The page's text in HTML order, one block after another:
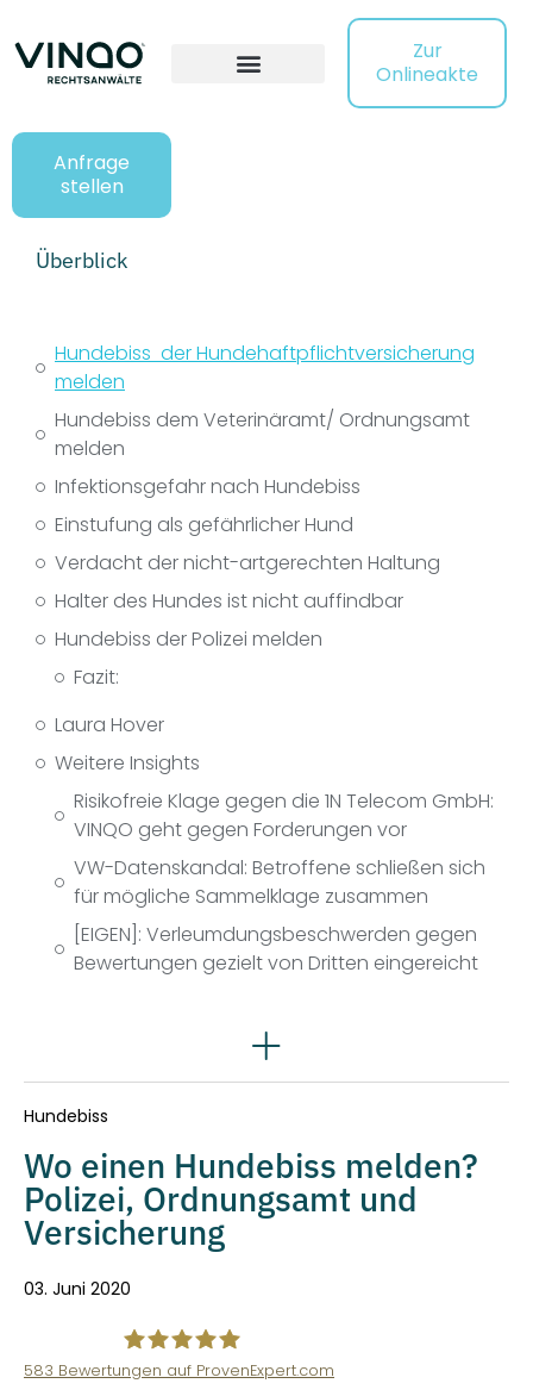
Zur
Onlineakte
Anfrage
stellen
Überblick
Hundebiss der Hundehaftpflichtversicherung
melden
Hundebiss dem Veterinäramt/ Ordnungsamt
melden
Infektionsgefahr nach Hundebiss
Einstufung als gefährlicher Hund
Verdacht der nicht-artgerechten Haltung
Halter des Hundes ist nicht auffindbar
Hundebiss der Polizei melden
Fazit:
Laura Hover
Weitere Insights
Risikofreie Klage gegen die 1N Telecom GmbH:
VINQO geht gegen Forderungen vor
VW-Datenskandal: Betroffene schließen sich
für mögliche Sammelklage zusammen
[EIGEN]: Verleumdungsbeschwerden gegen
Bewertungen gezielt von Dritten eingereicht
Hundebiss
Wo einen Hundebiss melden?
Polizei, Ordnungsamt und
Versicherung
03. Juni 2020
583 Bewertungen auf ProvenExpert.com